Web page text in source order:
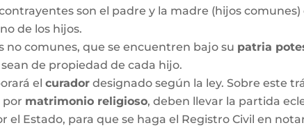
son el padre y la madre (hijos
de los hijos.
no comunes, que se encuentren bajo su patria
sean de propiedad de cada hijo.
elcurador designado según la ley. Sobre este
por matrimonio religioso, deben llevar la partida
el Estado, para que se haga el Registro Civil en